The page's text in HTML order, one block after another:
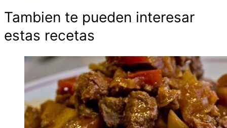
Tambien te pueden interesar
estas recetas